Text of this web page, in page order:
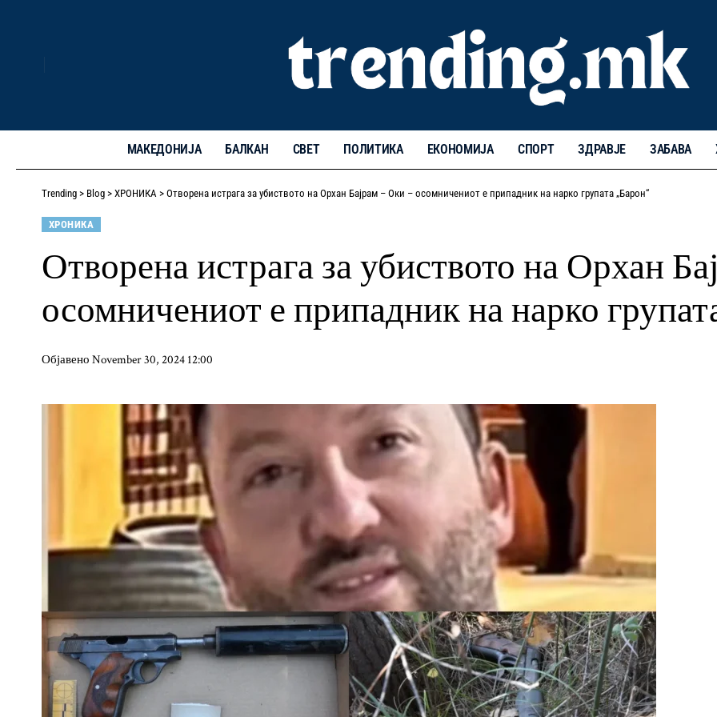
МАКЕДОНИЈА БАЛКАН СВЕТ ПОЛИТИКА ЕКОНОМИЈА СПОРТ ЗДРАВЈЕ ЗАБАВА
Trending > Blog > ХРОНИКА > Отворена истрага за убиството на Орхан Бајрам – Оки – осомничениот е припадник на нарко групата „Барон“
ХРОНИКА
Отворена истрага за убиството на Орхан
осомничениот е припадник на нарко
Објавено November 30, 2024 12:00